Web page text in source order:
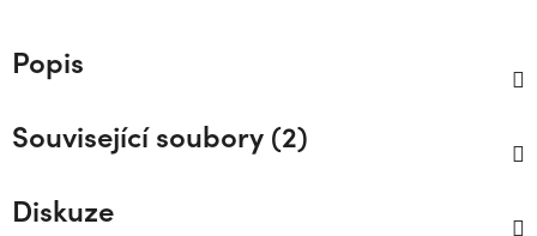
Popis
Související soubory (2)
Diskuze